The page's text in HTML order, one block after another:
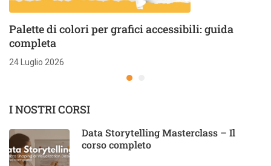
Palette di colori per grafici accessibili: guida
completa
24 Luglio 2026
I NOSTRI CORSI
Data Storytelling Masterclass – Il
corso completo